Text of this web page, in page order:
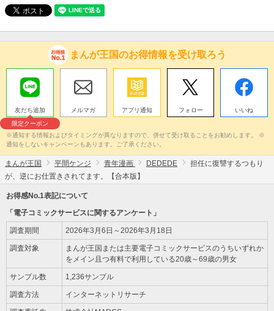
まんが王国のお得情報を受け取ろう
友だち追加
限定クーポン
メルマガ アプリ通知 フォロー いいね
※通知する情報およびタイミングが異なりますので、併せて受け取ることをお勧めします。 ※
通知をしないキャンペーンもあります。ご了承ください。
まんが王国 平間ケンジ 青年漫画 DEDEDE
担任に復讐するつもり
が、逆にお仕置きされてます。【合本版】
お得感No.1表記について
「電子コミックサービスに関するアンケート」
調査期間 2026年3月6日～2026年3月18日
調査対象
まんが王国または主要電子コミックサービスのうちいずれか
をメイン且つ有料で利用している20歳～69歳の男女
サンプル数 1,236サンプル
調査方法 インターネットリサーチ